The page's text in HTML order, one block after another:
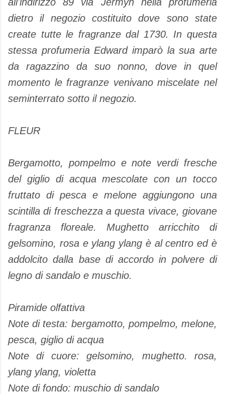
dietro il negozio
costituito dove
sono state
create tutte le fragranze dal 1730. In questa
stessa profumeria Edward imparò la sua arte
da ragazzino
da suo nonno, dove
in quel
momento le fragranze venivano miscelatenel
seminterrato sotto il negozio.
FLEUR
Bergamotto, pompelmo e note verdi fresche
del giglio di acqua mescolate con un tocco
fruttato di pesca e melone aggiungono una
scintilla di freschezza a questa vivace, giovane
fragranza floreale. Mughetto
arricchito di
gelsomino, rosa e ylang ylang è al centro ed è
addolcito dalla base di accordo in polvere di
legno di sandalo e muschio.
Piramide olfattiva
Note di testa: bergamotto, pompelmo, melone,
pesca, giglio di acqua
Note di cuore:
gelsomino, mughetto. rosa,
ylang ylang, violetta
Note di fondo: muschio di sandalo